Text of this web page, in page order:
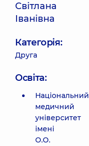
Світлана
Іванівна
Категорія:
Друга
Освіта:
Національний
медичний
університет
імені
О.О.